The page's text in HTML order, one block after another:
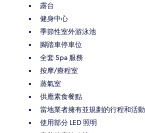
露台
健身中心
季節性室外游泳池
腳踏車停車位
全套 Spa 服務
按摩/療程室
蒸氣室
供應素食餐點
當地業者擁有並規劃的行程和活動
使用部分 LED 照明